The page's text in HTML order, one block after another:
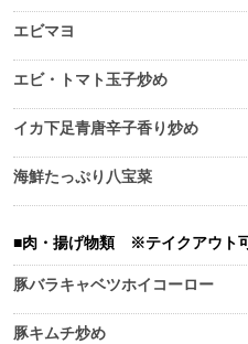
エビマヨ
エビ・トマト玉子炒め
イカ下足青唐辛子香り炒め
海鮮たっぷり八宝菜
肉・揚げ物類 ※テイクアウト可
豚バラキャベツホイコーロー
豚キムチ炒め